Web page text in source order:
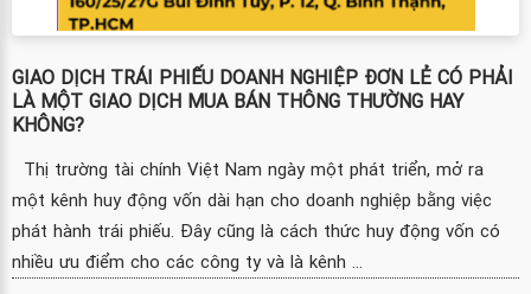
GIAO DỊCH TRÁI PHIẾU DOANH NGHIỆP ĐƠN LẺ CÓ PHẢI
LÀ MỘT GIAO DỊCH MUA BÁN THÔNG THƯỜNG HAY
KHÔNG?
Thị trường tài chính Việt Nam ngày một phát triển, mở ra
một kênh huy động vốn dài hạn cho doanh nghiệp bằng việc
phát hành trái phiếu. Đây cũng là cách thức huy động vốn có
nhiều ưu điểm cho các công ty và là kênh ...